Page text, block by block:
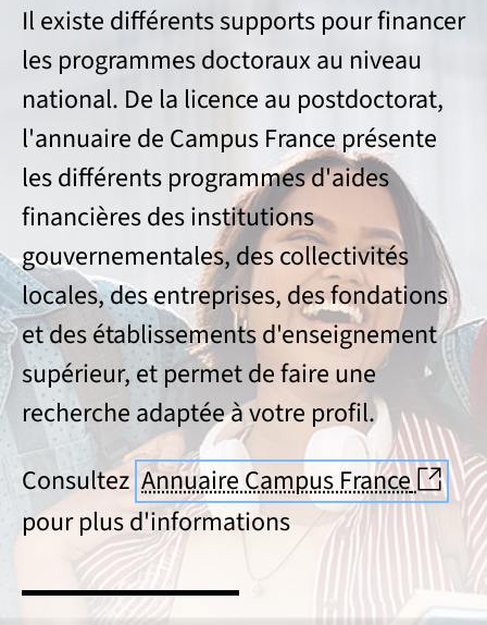
Il existe différents supports pour financer
les programmes doctoraux au niveau
national. De la licence au postdoctorat,
l'annuaire de Campus France présente
les différents programmes d'aides
financières des institutions
gouvernementales, des collectivités
locales, des entreprises, des fondations
et des établissements d'enseignement
supérieur, et permet de faire une
recherche adaptée à votre profil.
Consultez Annuaire Campus France
pour plus d'informations